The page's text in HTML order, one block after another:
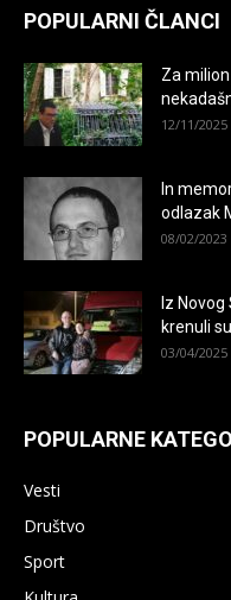
POPULARNI ČLANCI
Za
12/11/2025
In
odlazak
08/02/2023
Iz
krenuli
03/04/2025
POPULARNE
Vesti
Društvo
Sport